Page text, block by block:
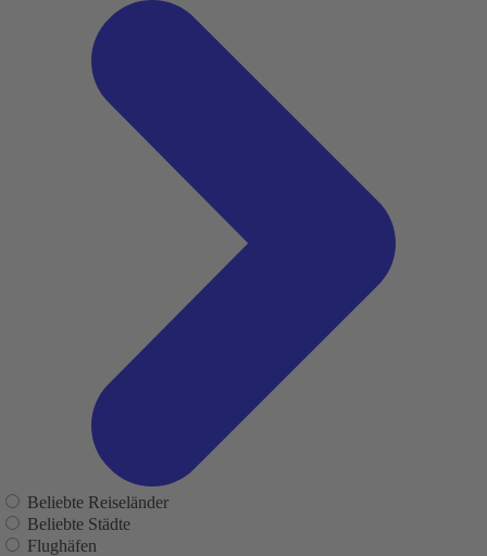
Beliebte Reiseländer
Beliebte Städte
Flughäfen